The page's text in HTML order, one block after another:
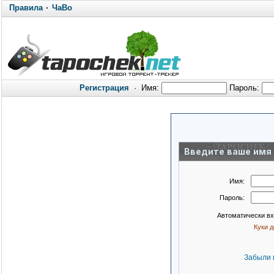
Правила· ЧаВо
Регистрация · Имя: Пароль:
Введите ваше имя
Имя:
Пароль:
Автоматически
Куки
Забыли